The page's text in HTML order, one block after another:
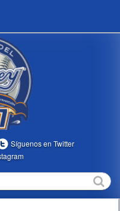
Síguenos en Twitter